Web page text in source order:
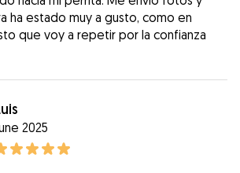
ha estado muy a gusto, como en
que voy a repetir por la confianza
2025